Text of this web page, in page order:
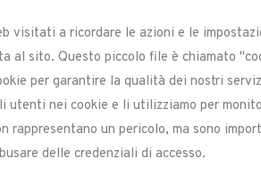
visitati a ricordare le azioni e le
al sito. Questo piccolo file è chiamato
per garantire la qualità dei nostri
utenti nei cookie e li utilizziamo per
rappresentano un pericolo, ma sono
delle credenziali di accesso.